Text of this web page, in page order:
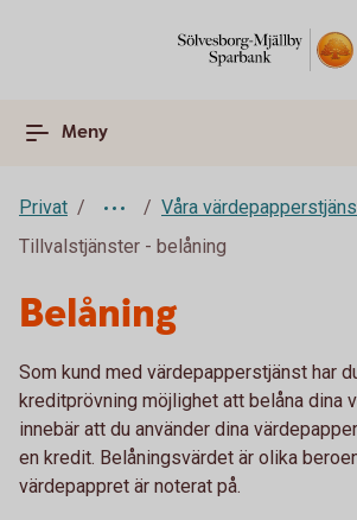
Meny
Privat
Våra
Tillvalstjänster - belåning
Belåning
Som kund med värdepapperstjänst har
kreditprövning möjlighet att belåna dina
innebär att du använder dina
en kredit. Belåningsvärdet är olika
värdepappret är noterat på.